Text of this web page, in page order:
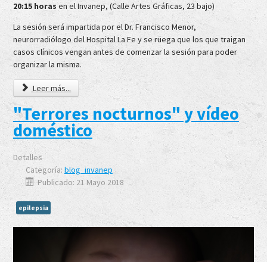
20:15 horas en el Invanep, (Calle Artes Gráficas, 23 bajo)
La sesión será impartida por el Dr. Francisco Menor,
neurorradiólogo del Hospital La Fe y se ruega que los que traigan
casos clínicos vengan antes de comenzar la sesión para poder
organizar la misma.
Leer más...
"Terrores nocturnos" y vídeo
doméstico
Detalles
Categoría: blog_invanep
Publicado: 21 Mayo 2018
epilepsia